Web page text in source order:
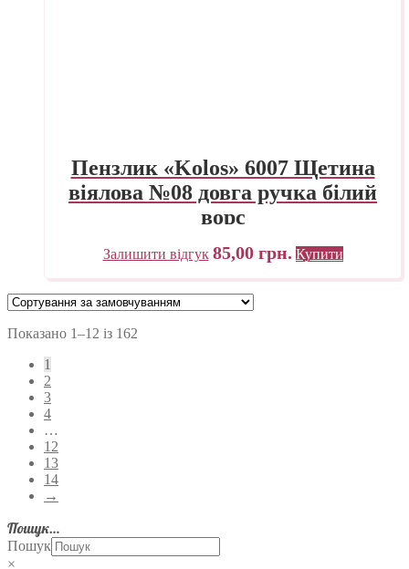
Пензлик «Kolos» 6007 Щетина
віялова №08 довга ручка білий
ворс
Залишити відгук 85,00 грн. Купити
Показано 1–12 із 162
1
2
3
4
…
12
13
14
→
Пошук…
Пошук
×